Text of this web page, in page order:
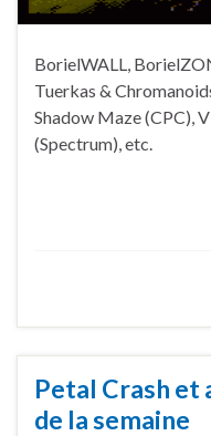
BorielWALL,
Tuerkas &
Shadow Maze (CPC),
(Spectrum), etc.
Petal Crash
de la semaine